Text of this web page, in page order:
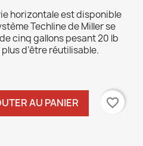
horizontale est disponible
Techline de Miller se
cinq gallons pesant 20 lb
d’être réutilisable.
AU PANIER favorite_border